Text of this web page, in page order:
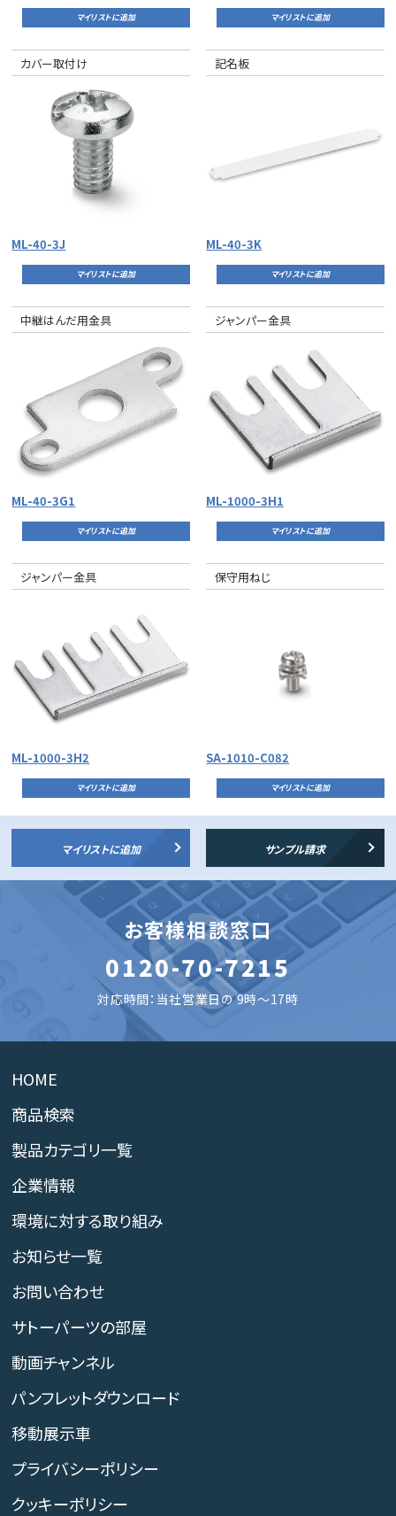
マイリストに追加 マイリストに追加
カバー取付け
ML-40-3J
マイリストに追加
記名板
ML-40-3K
マイリストに追加
中継はんだ用金具
ML-40-3G1
マイリストに追加
ジャンパー金具
ML-1000-3H1
マイリストに追加
ジャンパー金具
ML-1000-3H2
マイリストに追加
保守用ねじ
SA-1010-C082
マイリストに追加
マイリストに追加 サンプル請求
お客様相談窓口
0120-70-7215
対応時間：当社営業日の 9時～17時
HOME
商品検索
製品カテゴリ一覧
企業情報
環境に対する取り組み
お知らせ一覧
お問い合わせ
サトーパーツの部屋
動画チャンネル
パンフレットダウンロード
移動展示車
プライバシーポリシー
クッキーポリシー